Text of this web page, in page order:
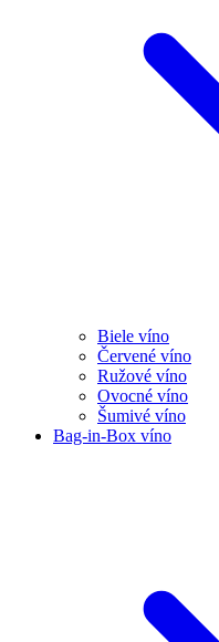
Biele víno
Červené víno
Ružové víno
Ovocné víno
Šumivé víno
Bag-in-Box víno